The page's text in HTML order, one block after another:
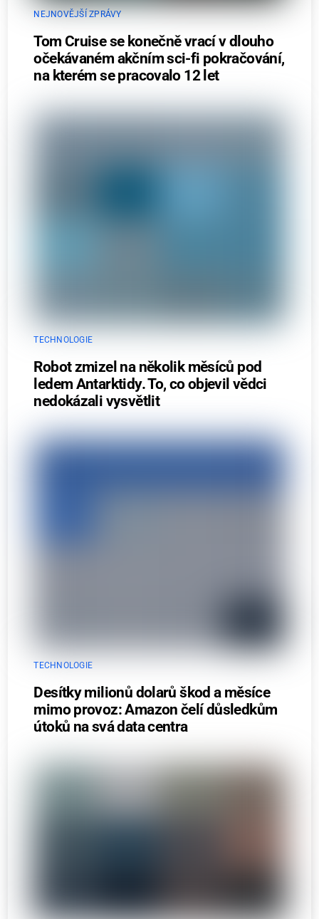
NEJNOVĚJŠÍ ZPRÁVY
Tom Cruise se konečně vrací v dlouho
očekávaném akčním sci-fi pokračování,
na kterém se pracovalo 12 let
TECHNOLOGIE
Robot zmizel na několik měsíců pod
ledem Antarktidy. To, co objevil vědci
nedokázali vysvětlit
TECHNOLOGIE
Desítky milionů dolarů škod a měsíce
mimo provoz: Amazon čelí důsledkům
útoků na svá data centra